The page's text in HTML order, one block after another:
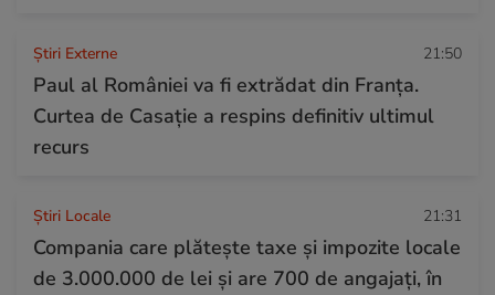
Știri Externe 21:50
Paul al României va fi extrădat din Franța.
Curtea de Casație a respins definitiv ultimul
recurs
Știri Locale 21:31
Compania care plătește taxe și impozite locale
de 3.000.000 de lei și are 700 de angajați, în